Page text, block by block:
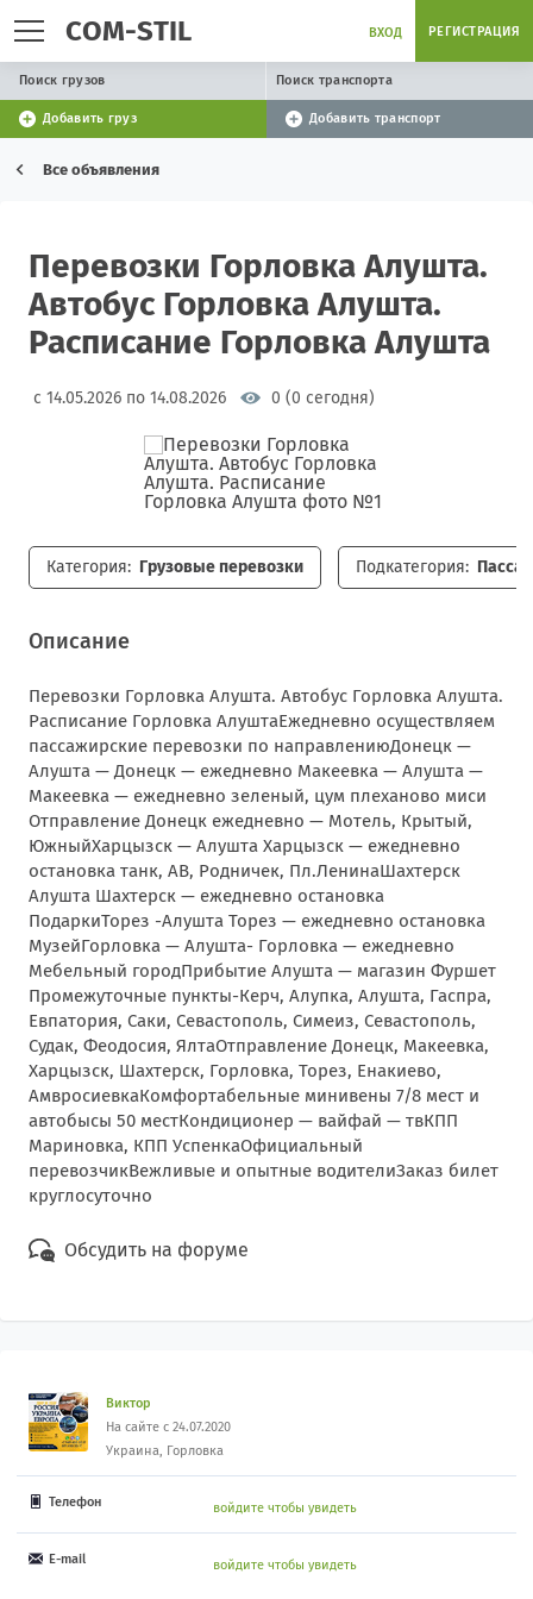
COM-STIL ВХОД РЕГИСТРАЦИЯ
Поиск грузов Поиск транспорта
Добавить груз Добавить транспорт
Все объявления
Перевозки Горловка Алушта.
Автобус Горловка Алушта.
Расписание Горловка Алушта
с 14.05.2026 по 14.08.2026 0 (0 сегодня)
Категория: Грузовые перевозки Подкатегория:
Описание
Перевозки Горловка Алушта. Автобус Горловка Алушта.
Расписание Горловка АлуштаЕжедневно осуществляем
пассажирские перевозки по направлениюДонецк —
Алушта — Донецк — ежедневно Макеевка — Алушта —
Макеевка — ежедневно зеленый, цум плеханово миси
Отправление Донецк ежедневно — Мотель, Крытый,
ЮжныйХарцызск — Алушта Харцызск — ежедневно
остановка танк, АВ, Родничек, Пл.ЛенинаШахтерск
Алушта Шахтерск — ежедневно остановка
ПодаркиТорез -Алушта Торез — ежедневно остановка
МузейГорловка — Алушта- Горловка — ежедневно
Мебельный городПрибытие Алушта — магазин Фуршет
Промежуточные пункты-Керч, Алупка, Алушта, Гаспра,
Евпатория, Саки, Севастополь, Симеиз, Севастополь,
Судак, Феодосия, ЯлтаОтправление Донецк, Макеевка,
Харцызск, Шахтерск, Горловка, Торез, Енакиево,
АмвросиевкаКомфортабельные минивены 7/8 мест и
автобысы 50 местКондиционер — вайфай — твКПП
Мариновка, КПП УспенкаОфициальный
перевозчикВежливые и опытные водителиЗаказ билет
круглосуточно
Обсудить на форуме
Виктор
На сайте с 24.07.2020
Украина, Горловка
Телефон войдите чтобы увидеть
E-mail войдите чтобы увидеть